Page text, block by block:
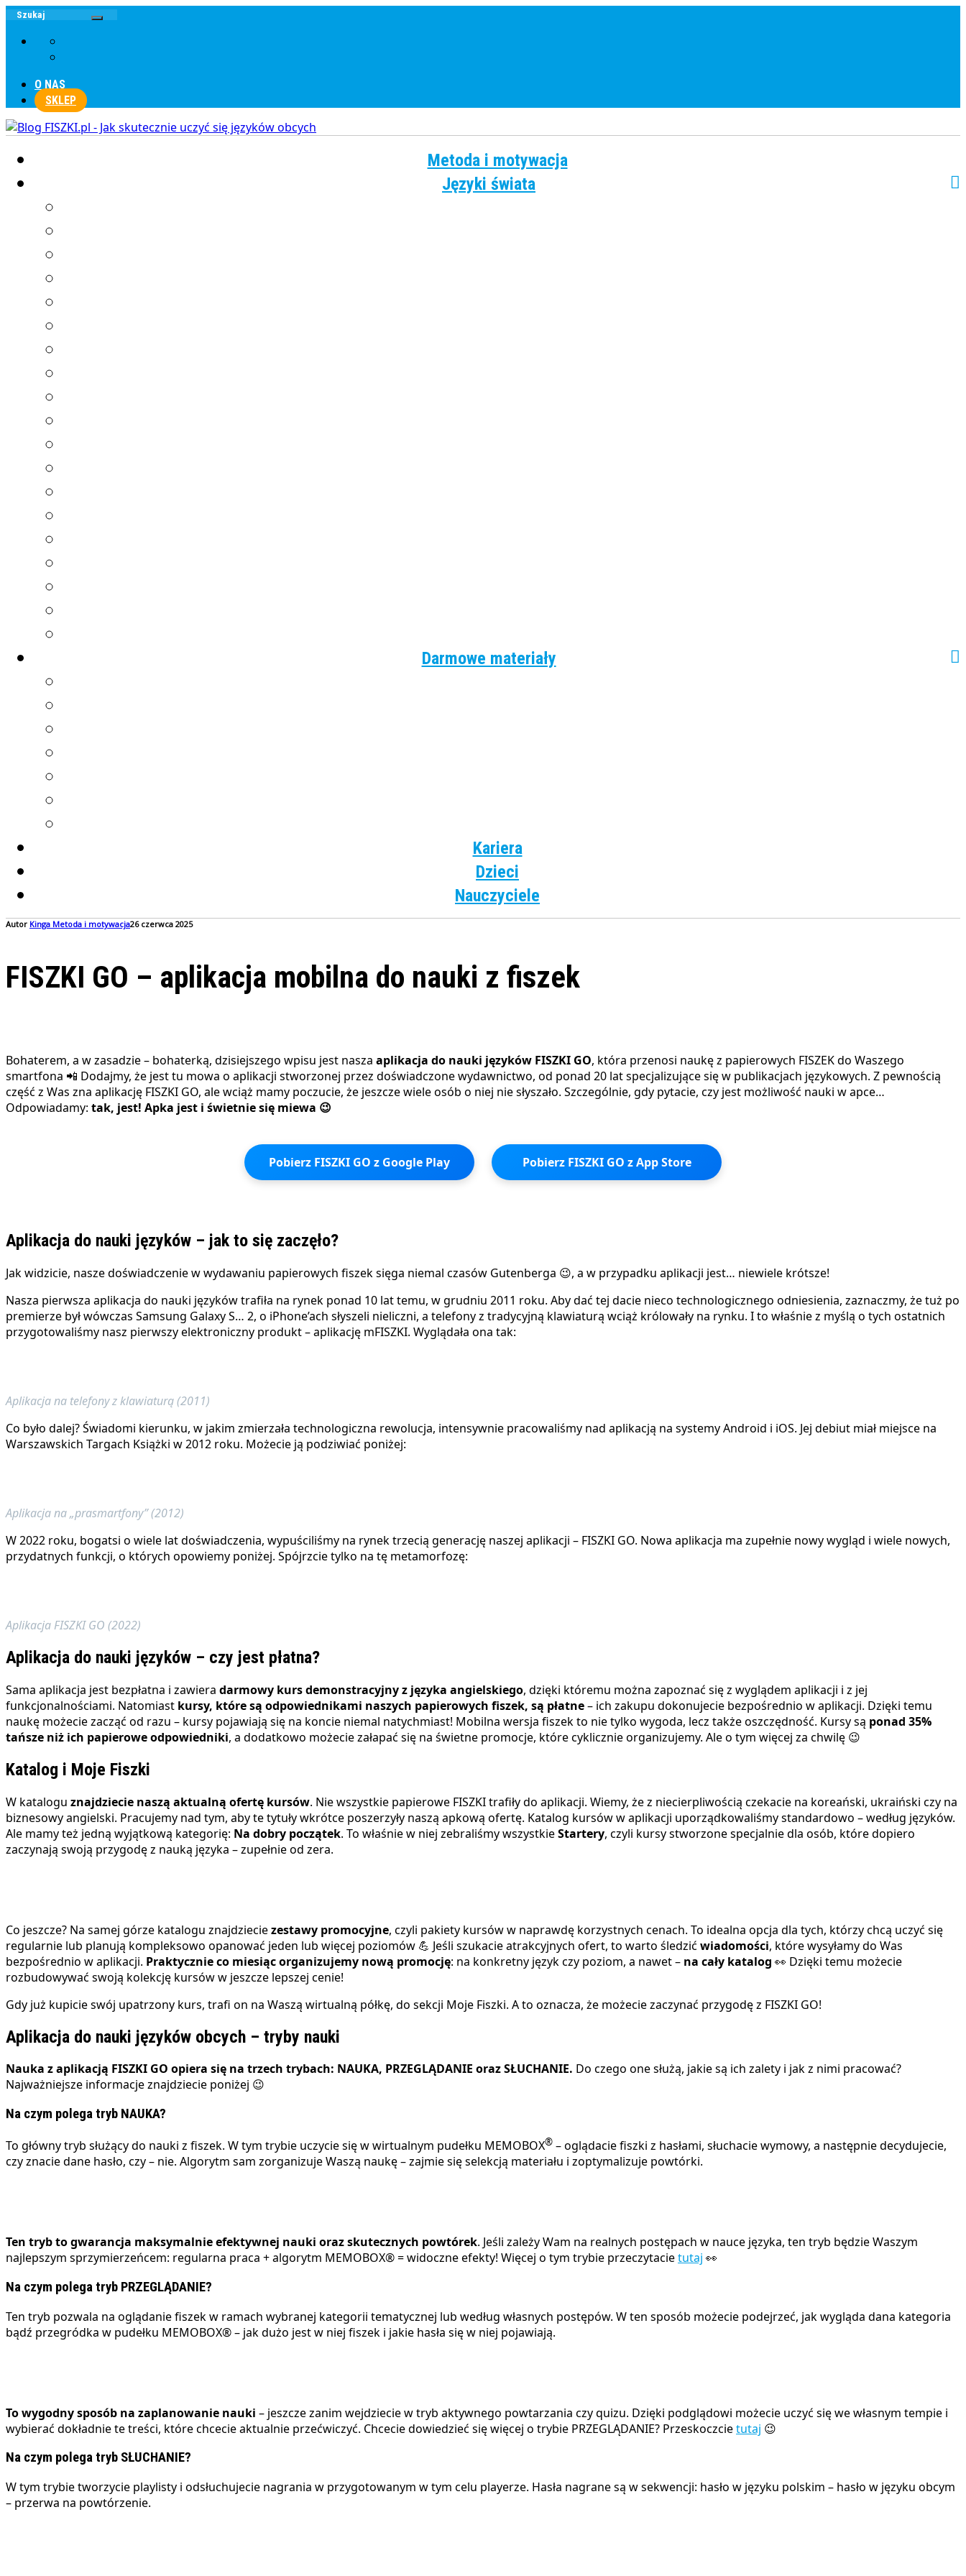
O NAS
SKLEP
Metoda i motywacja
Języki świata
Darmowe materiały
Kariera
Dzieci
Nauczyciele
Autor Kinga Metoda i motywacja26 czerwca 2025
FISZKI GO – aplikacja mobilna do nauki z fiszek
Bohaterem, a w zasadzie – bohaterką, dzisiejszego wpisu jest nasza aplikacja do nauki języków FISZKI GO, która przenosi naukę z papierowych FISZEK do Waszego
smartfona 📲 Dodajmy, że jest tu mowa o aplikacji stworzonej przez doświadczone wydawnictwo, od ponad 20 lat specjalizujące się w publikacjach językowych. Z pewnością
część z Was zna aplikację FISZKI GO, ale wciąż mamy poczucie, że jeszcze wiele osób o niej nie słyszało. Szczególnie, gdy pytacie, czy jest możliwość nauki w apce…
Odpowiadamy: tak, jest! Apka jest i świetnie się miewa 😉
Pobierz FISZKI GO z Google Play Pobierz FISZKI GO z App Store
Aplikacja do nauki języków – jak to się zaczęło?
Jak widzicie, nasze doświadczenie w wydawaniu papierowych fiszek sięga niemal czasów Gutenberga 😉, a w przypadku aplikacji jest… niewiele krótsze!
Nasza pierwsza aplikacja do nauki języków trafiła na rynek ponad 10 lat temu, w grudniu 2011 roku. Aby dać tej dacie nieco technologicznego odniesienia, zaznaczmy, że tuż po
premierze był wówczas Samsung Galaxy S… 2, o iPhone’ach słyszeli nieliczni, a telefony z tradycyjną klawiaturą wciąż królowały na rynku. I to właśnie z myślą o tych ostatnich
przygotowaliśmy nasz pierwszy elektroniczny produkt – aplikację mFISZKI. Wyglądała ona tak:
Aplikacja na telefony z klawiaturą (2011)
Co było dalej? Świadomi kierunku, w jakim zmierzała technologiczna rewolucja, intensywnie pracowaliśmy nad aplikacją na systemy Android i iOS. Jej debiut miał miejsce na
Warszawskich Targach Książki w 2012 roku. Możecie ją podziwiać poniżej:
Aplikacja na „prasmartfony” (2012)
W 2022 roku, bogatsi o wiele lat doświadczenia, wypuściliśmy na rynek trzecią generację naszej aplikacji – FISZKI GO. Nowa aplikacja ma zupełnie nowy wygląd i wiele nowych,
przydatnych funkcji, o których opowiemy poniżej. Spójrzcie tylko na tę metamorfozę:
Aplikacja FISZKI GO (2022)
Aplikacja do nauki języków – czy jest płatna?
Sama aplikacja jest bezpłatna i zawiera darmowy kurs demonstracyjny z języka angielskiego, dzięki któremu można zapoznać się z wyglądem aplikacji i z jej
funkcjonalnościami. Natomiast kursy, które są odpowiednikami naszych papierowych fiszek, są płatne– ich zakupu dokonujecie bezpośrednio w aplikacji. Dzięki temu
naukę możecie zacząć od razu – kursy pojawiają się na koncie niemal natychmiast! Mobilna wersja fiszek to nie tylko wygoda, lecz także oszczędność. Kursy są ponad 35%
tańsze niż ich papierowe odpowiedniki, a dodatkowo możecie załapać się na świetne promocje, które cyklicznie organizujemy. Ale o tym więcej za chwilę 😉
Katalog i Moje Fiszki
W katalogu znajdziecie naszą aktualną ofertę kursów. Nie wszystkie papierowe FISZKI trafiły do aplikacji. Wiemy, że z niecierpliwością czekacie na koreański, ukraiński czy na
biznesowy angielski. Pracujemy nad tym, aby te tytuły wkrótce poszerzyły naszą apkową ofertę. Katalog kursów w aplikacji uporządkowaliśmy standardowo – według języków.
Ale mamy też jedną wyjątkową kategorię: Na dobry początek. To właśnie w niej zebraliśmy wszystkieStartery, czyli kursy stworzone specjalnie dla osób, które dopiero
zaczynają swoją przygodę z nauką języka – zupełnie od zera.
Co jeszcze? Na samej górze katalogu znajdzieciezestawy promocyjne, czyli pakiety kursów w naprawdę korzystnych cenach. To idealna opcja dla tych, którzy chcą uczyć się
regularnie lub planują kompleksowo opanować jeden lub więcej poziomów 💪 Jeśli szukacie atrakcyjnych ofert, to warto śledzić wiadomości, które wysyłamy do Was
bezpośrednio w aplikacji. Praktycznie co miesiącorganizujemy nową promocję: na konkretny język czy poziom, a nawet – na cały katalog 👀 Dzięki temu możecie
rozbudowywać swoją kolekcję kursów w jeszcze lepszej cenie!
Gdy już kupicie swój upatrzony kurs, trafi on na Waszą wirtualną półkę, do sekcji Moje Fiszki. A to oznacza, że możecie zaczynać przygodę z FISZKI GO!
Aplikacja do nauki języków obcych – tryby nauki
Nauka z aplikacją FISZKI GO opiera się na trzech trybach: NAUKA, PRZEGLĄDANIE oraz SŁUCHANIE. Do czego one służą, jakie są ich zalety i jak z nimi pracować?
Najważniejsze informacje znajdziecie poniżej 😉
Na czym polega tryb NAUKA?
To główny tryb służący do nauki z fiszek. W tym trybie uczycie się w wirtualnym pudełku MEMOBOX® – oglądacie fiszki z hasłami, słuchacie wymowy, a następnie decydujecie,
czy znacie dane hasło, czy – nie. Algorytm sam zorganizuje Waszą naukę – zajmie się selekcją materiału i zoptymalizuje powtórki.
Ten tryb to gwarancja maksymalnie efektywnej nauki oraz skutecznych powtórek. Jeśli zależy Wam na realnych postępach w nauce języka, ten tryb będzie Waszym
najlepszym sprzymierzeńcem: regularna praca + algorytm MEMOBOX® = widoczne efekty! Więcej o tym trybie przeczytacietutaj 👀
Na czym polega tryb PRZEGLĄDANIE?
Ten tryb pozwala na oglądanie fiszek w ramach wybranej kategorii tematycznej lub według własnych postępów. W ten sposób możecie podejrzeć, jak wygląda dana kategoria
bądź przegródka w pudełku MEMOBOX®– jak dużo jest w niej fiszek i jakie hasła się w niej pojawiają.
To wygodny sposób na zaplanowanie nauki – jeszcze zanim wejdziecie w tryb aktywnego powtarzania czy quizu. Dzięki podglądowi możecie uczyć się we własnym tempie i
wybierać dokładnie te treści, które chcecie aktualnie przećwiczyć. Chcecie dowiedzieć się więcej o trybie PRZEGLĄDANIE? Przeskoczcietutaj 😉
Na czym polega tryb SŁUCHANIE?
W tym trybie tworzycie playlisty i odsłuchujecie nagrania w przygotowanym w tym celu playerze. Hasła nagrane są w sekwencji: hasło w języku polskim – hasło w języku obcym
– przerwa na powtórzenie.